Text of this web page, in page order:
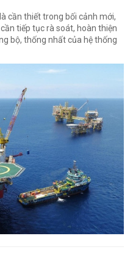
cần thiết trong bối cảnh mới,
tiếp tục rà soát, hoàn thiện
bộ, thống nhất của hệ thống